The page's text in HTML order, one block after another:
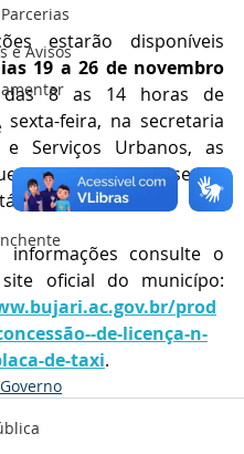
e Avisosestarão disponíveis
19 a 26 de novembro
8 as 14 horas de
sexta-feira, na secretaria
Serviços Urbanos, as
4 concessões, sendo
e 2 para motos.
informações consulte o
prod
de-licença-n-
de-taxi.